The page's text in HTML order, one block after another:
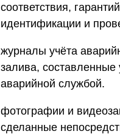
соответствия,
идентификации и
журналы учёта
залива,
аварийной службой.
фотографии и
сделанные